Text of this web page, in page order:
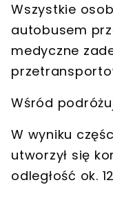
Wszystkie
autobusem
medyczne
Wśród
W wyniku
utworzył się
odległość ok.